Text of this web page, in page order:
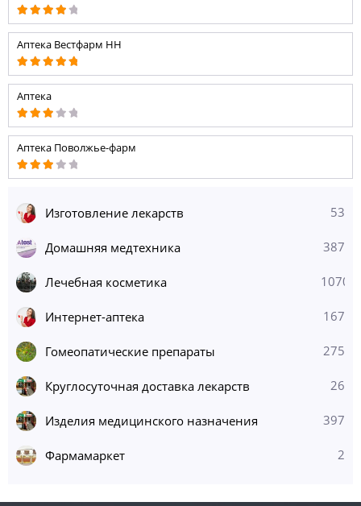
Аптека Вестфарм НН
Аптека
Аптека Поволжье-фарм
Изготовление лекарств 53
Домашняя медтехника 387
Лечебная косметика 1070
Интернет-аптека 167
Гомеопатические препараты 275
Круглосуточная доставка лекарств 26
Изделия медицинского назначения 397
Фармамаркет 2